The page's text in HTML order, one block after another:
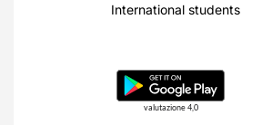
International students
valutazione 4,0